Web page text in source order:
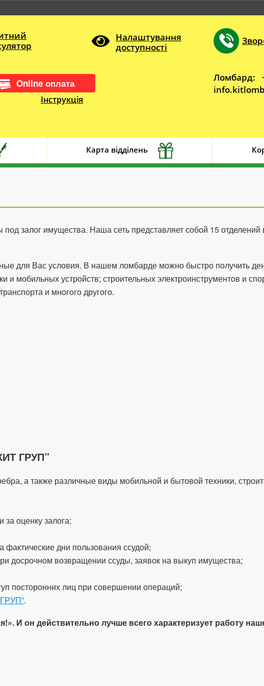
Налаштування
доступності
Online оплата
Інструкція
Ломбард:
Карта відділень
залог имущества. Наша сеть представляет собой 15 отделений
для Вас условия. В нашем ломбарде можно быстро получить
и мобильных устройств; строительных электроинструментов и
и многого другого.
ГРУП”
а также различные виды мобильной и бытовой техники,
оценку залога;
дни пользования ссудой;
досрочном возвращении ссуды, заявок на выкуп имущества;
посторонних лиц при совершении операций;
.
И он действительно лучше всего характеризует работу